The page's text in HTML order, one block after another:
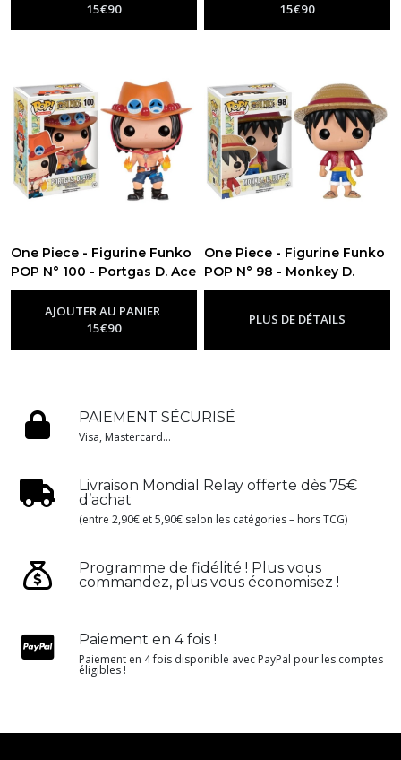
15€90 15€90
One Piece - Figurine Funko
POP N° 100 - Portgas D. Ace
-Figurine Funko Pop One Piece
AJOUTER AU PANIER
15€90
One Piece - Figurine Funko
POP N° 98 - Monkey D.
Luffy-Figurine Funko Pop One
PLUS DE DÉTAILS
PAIEMENT SÉCURISÉ
Visa, Mastercard...
Livraison Mondial Relay offerte dès 75€
d’achat
(entre 2,90€ et 5,90€ selon les catégories – hors TCG)
Programme de fidélité ! Plus vous
commandez, plus vous économisez !
Paiement en 4 fois !
Paiement en 4 fois disponible avec PayPal pour les comptes
éligibles !